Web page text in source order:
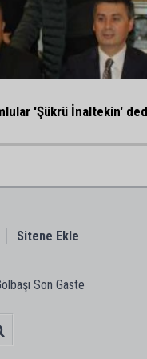
'Şükrü İnaltekin'
Sitene Ekle
Son Gaste